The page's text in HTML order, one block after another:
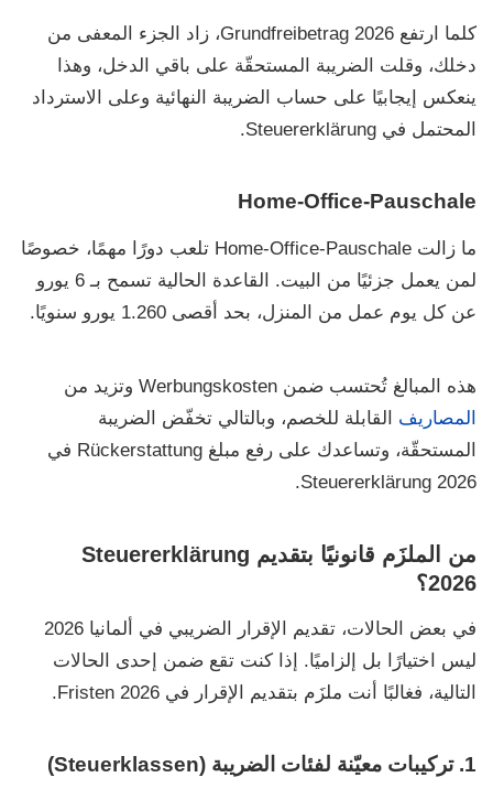
كلما ارتفع Grundfreibetrag 2026، زاد الجزء المعفى من
دخلك، وقلت الضريبة المستحقّة على باقي الدخل، وهذا
ينعكس إيجابيًا على حساب الضريبة النهائية وعلى الاسترداد
المحتمل في Steuererklärung
.
Home-Office-Pauschale
ما زالت Home-Office-Pauschale تلعب دورًا مهمًا، خصوصًا
لمن يعمل جزئيًا من البيت. القاعدة الحالية تسمح بـ
6 يورو
عن كل يوم عمل من المنزل، بحد أقصى 1.260 يورو سنويًا .
هذه المبالغ تُحتسب ضمن Werbungskosten وتزيد من
المصاريف القابلة للخصم، وبالتالي تخفّض الضريبة
المستحقّة، وتساعدك على رفع مبلغ Rückerstattung في
Steuererklärung 2026
.
من الملزَم قانونيًا بتقديم Steuererklärung
2026؟
في بعض الحالات، تقديم الإقرار الضريبي في ألمانيا 2026
ليس اختيارًا بل إلزاميًا. إذا كنت تقع ضمن إحدى الحالات
التالية، فغالبًا أنت ملزَم بتقديم الإقرار في Fristen 2026
.
1. تركيبات معيّنة لفئات الضريبة (Steuerklassen)